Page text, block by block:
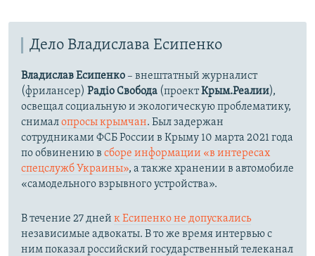
Дело Владислава Есипенко
Владислав Есипенко– внештатный журналист
(фрилансер) Радіо Свобода (проектКрым.Реалии),
освещал социальную и экологическую проблематику,
снималопросы крымчан. Был задержан
сотрудниками ФСБ России в Крыму 10 марта 2021 года
по обвинению в сборе информации «в интересах
спецслужб Украины», а также хранении в автомобиле
«самодельного взрывного устройства».
В течение 27 дней к Есипенко не допускались
независимые адвокаты. В то же время интервью с
ним показал российский государственный телеканал